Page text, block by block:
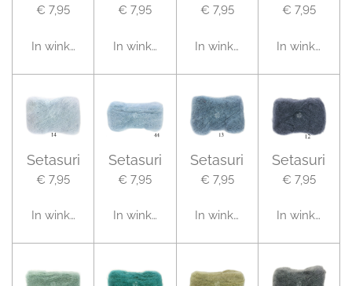
€ 7,95
In winkelwagen
€ 7,95
In winkelwagen
€ 7,95
In winkelwagen
€ 7,95
In
Setasuri
€ 7,95
In winkelwagen
Setasuri
€ 7,95
In winkelwagen
Setasuri
€ 7,95
In winkelwagen
Setasuri
€ 7,95
In